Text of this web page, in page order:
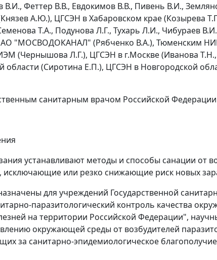
В.И., Феттер В.В., Евдокимов В.В., Пивень В.И.,
А.Ю.), ЦГСЭН в Хабаровском крае (Козырева
Т.А., Подунова Л.Г., Тухарь Л.И., Чибураев
"МОСВОДОКАНАЛ" (Рябченко В.А.), Тюменским
(Чернышова Л.Г.), ЦГСЭН в г.Москве (Иванова
(Сиротина Е.П.), ЦГСЭН в Новгородской
санитарным врачом Российской Федерации
устанавливают методы и способы санации от
или резко снижающие риск новых
для учреждений Государственной
паразитологический контроль качества
на территории Российской Федерации",
окружающей среды от возбудителей
за санитарно-эпидемиологическое